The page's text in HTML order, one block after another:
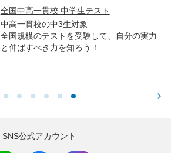
全国中高一貫校 中学生テスト
中高一貫校の中3生対象
全国規模のテストを受験して、自分の実力
と伸ばすべき力を知ろう！
SNS公式アカウント